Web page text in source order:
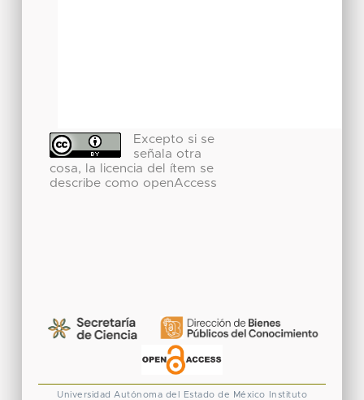
Excepto si se
señala otra
cosa, la licencia del ítem se
describe como openAccess
Universidad Autónoma del Estado de México Instituto